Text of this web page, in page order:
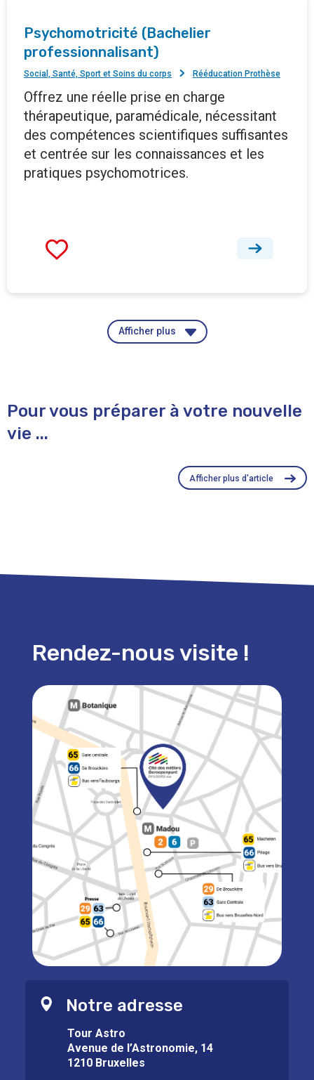
Psychomotricité (Bachelier
professionnalisant)
Social, Santé, Sport et Soins du corps Rééducation Prothèse
Offrez une réelle prise en charge
thérapeutique, paramédicale, nécessitant
des compétences scientifiques suffisantes
et centrée sur les connaissances et les
pratiques psychomotrices.
Afficher plus
Pour vous préparer à votre nouvelle
vie ...
Afficher plus d'article
Rendez-nous visite !
Notre adresse
Tour Astro
Avenue de l’Astronomie, 14
1210 Bruxelles